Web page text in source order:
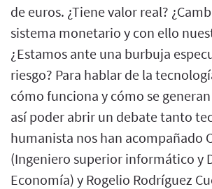
de euros. ¿Tiene valor real?
sistema monetario y con ello
¿Estamos ante una burbuja
riesgo? Para hablar de la
cómo funciona y cómo se
así poder abrir un debate tanto
humanista nos han acompañado
(Ingeniero superior informático y
Economía) y Rogelio Rodríguez